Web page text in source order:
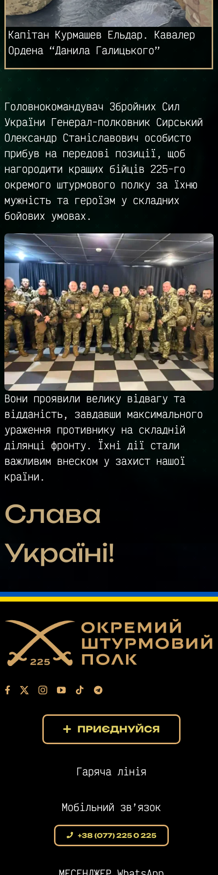
Капітан Курмашев Ельдар. Кавалер
Ордена “Данила Галицького”
Головнокомандувач Збройних Сил
України Генерал-полковник Сирський
Олександр Станіславович особисто
прибув на передові позиції, щоб
нагородити кращих бійців 225-го
окремого штурмового полку за їхню
мужність та героїзм у складних
бойових умовах.
Вони проявили велику відвагу та
відданість, завдавши максимального
ураження противнику на складній
ділянці фронту. Їхні дії стали
важливим внеском у захист нашої
країни.
Слава
Україні!
ПРИЄДНУЙСЯ
Гаряча лінія
Мобільний зв’язок
+38 (077) 225 0 225